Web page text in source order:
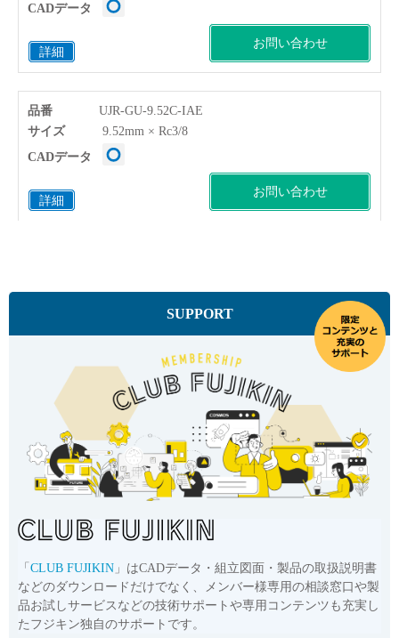
詳細
お問い合わせ
CADデータ
品番 UJR-GU-9.52C-IAE
詳細
サイズ 9.52mm × Rc3/8
お問い合わせ
CADデータ
お問い合わせ
SUPPORT
「 CLUB FUJIKIN 」はCADデータ・組立図面・製品の取扱説明書
などのダウンロードだけでなく、メンバー様専用の相談窓口や製
品お試しサービスなどの技術サポートや専用コンテンツも充実し
たフジキン独自のサポートです。